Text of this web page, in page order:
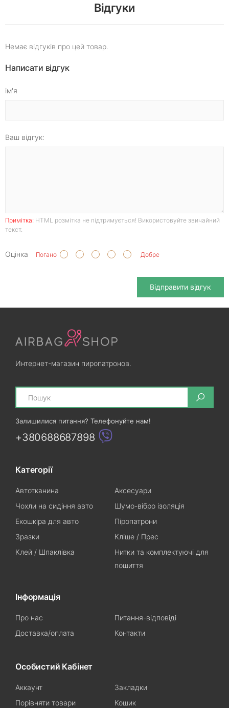
Відгуки
Немає відгуків про цей товар.
Написати відгук
ім'я
Ваш відгук:
Примітка: HTML розмітка не підтримується! Використовуйте звичайний
текст.
Оцінка Погано Добре
Відправити відгук
Интернет-магазин пиропатронов.
Search
Залишилися питання? Телефонуйте нам!
+380688687898
Категорії
Автотканина
Аксесуари
Чохли на сидіння авто
Шумо-вібро ізоляція
Екошкіра для авто
Піропатрони
Зразки
Кліше / Прес
Клей / Шпаклівка
Нитки та комплектуючі для
пошиття
Інформація
Про нас
Питання-відповіді
Доставка/оплата
Контакти
Особистий Кабінет
Аккаунт
Закладки
Порівняти товари
Кошик